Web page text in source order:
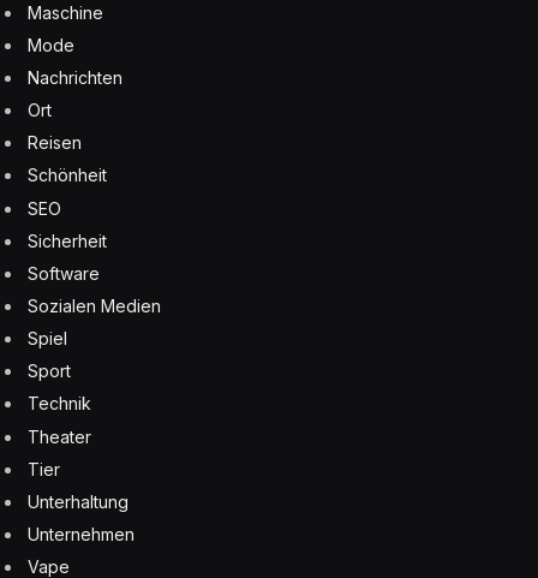
Maschine
Mode
Nachrichten
Ort
Reisen
Schönheit
SEO
Sicherheit
Software
Sozialen Medien
Spiel
Sport
Technik
Theater
Tier
Unterhaltung
Unternehmen
Vape